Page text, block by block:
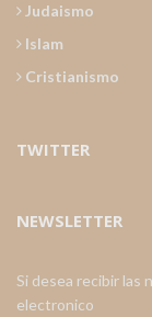
Judaismo
Islam
Cristianismo
TWITTER
NEWSLETTER
Si desea recibir las
electronico